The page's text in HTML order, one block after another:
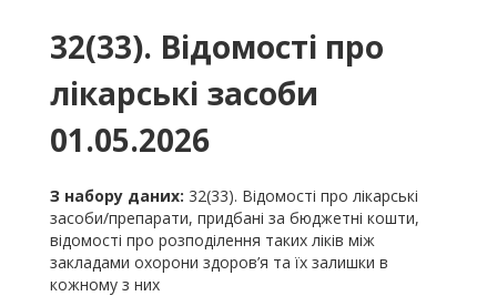
32(33). Відомості про
лікарські засоби
01.05.2026
З набору даних: 32(33). Відомості про лікарські
засоби/препарати, придбані за бюджетні кошти,
відомості про розподілення таких ліків між
закладами охорони здоров’я та їх залишки в
кожному з них